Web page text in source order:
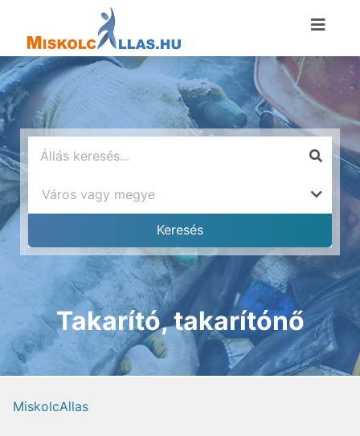
Takarító, takarítónő
MiskolcAllas